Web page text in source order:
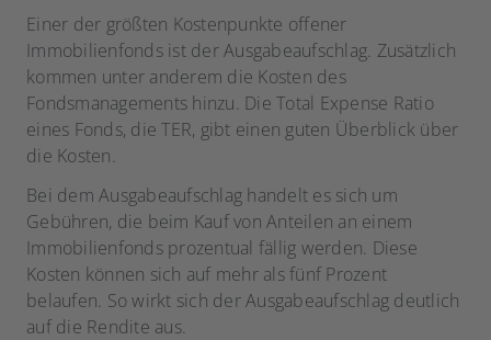
Einer der größten Kostenpunkte offener
Immobilienfonds ist der Ausgabeaufschlag. Zusätzlich
kommen unter anderem die Kosten des
Fondsmanagements hinzu. Die Total Expense Ratio
eines Fonds, die TER, gibt einen guten Überblick über
die Kosten.
Bei dem Ausgabeaufschlag handelt es sich um
Gebühren, die beim Kauf von Anteilen an einem
Immobilienfonds prozentual fällig werden. Diese
Kosten können sich auf mehr als fünf Prozent
belaufen. So wirkt sich der Ausgabeaufschlag deutlich
auf die Rendite aus.